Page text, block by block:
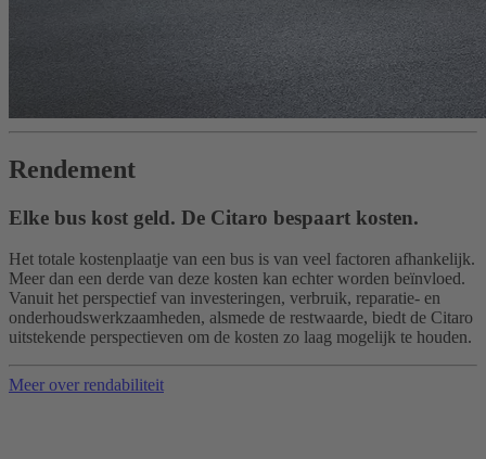
Rendement
Elke bus kost geld. De Citaro bespaart kosten.
Het totale kostenplaatje van een bus is van veel factoren afhankelijk.
Meer dan een derde van deze kosten kan echter worden beïnvloed.
Vanuit het perspectief van investeringen, verbruik, reparatie- en
onderhoudswerkzaamheden, alsmede de restwaarde, biedt de Citaro
uitstekende perspectieven om de kosten zo laag mogelijk te houden.
Meer over rendabiliteit